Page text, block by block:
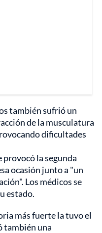
también sufrió un
de la musculatura
dificultades
la segunda
ocasión junto a "un
Los médicos se
estado.
más fuerte la tuvo el
también una